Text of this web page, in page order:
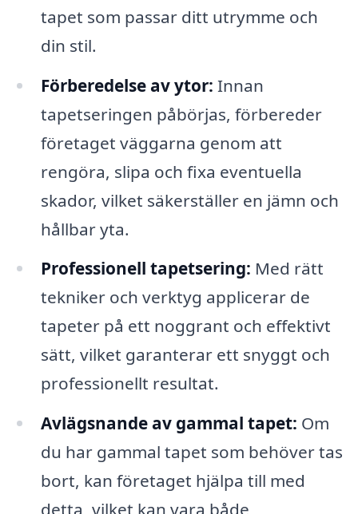
tapet som passar ditt utrymme och
din stil.
Förberedelse av ytor: Innan
tapetseringen påbörjas, förbereder
företaget väggarna genom att
rengöra, slipa och fixa eventuella
skador, vilket säkerställer en jämn och
hållbar yta.
Professionell tapetsering: Med rätt
tekniker och verktyg applicerar de
tapeter på ett noggrant och effektivt
sätt, vilket garanterar ett snyggt och
professionellt resultat.
Avlägsnande av gammal tapet: Om
du har gammal tapet som behöver tas
bort, kan företaget hjälpa till med
detta, vilket kan vara både